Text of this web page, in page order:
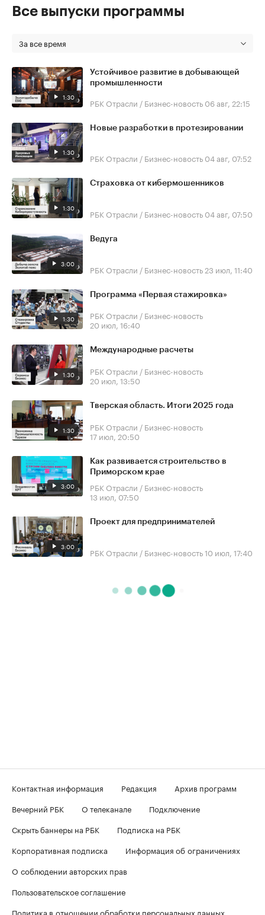
Все выпуски программы
За все время
1:30
Устойчивое развитие в добывающей
промышленности
РБК Отрасли / Бизнес-новость 06 авг, 22:15
1:30
Новые разработки в протезировании
РБК Отрасли / Бизнес-новость 04 авг, 07:52
1:30
Страховка от кибермошенников
РБК Отрасли / Бизнес-новость 04 авг, 07:50
3:00
Ведуга
РБК Отрасли / Бизнес-новость 23 июл, 11:40
1:30
Программа «Первая стажировка»
РБК Отрасли / Бизнес-новость
20 июл, 16:40
1:30
Международные расчеты
РБК Отрасли / Бизнес-новость
20 июл, 13:50
1:30
Тверская область. Итоги 2025 года
РБК Отрасли / Бизнес-новость
17 июл, 20:50
3:00
Как развивается строительство в
Приморском крае
РБК Отрасли / Бизнес-новость
13 июл, 07:50
3:00
Проект для предпринимателей
РБК Отрасли / Бизнес-новость10 июл, 17:40
Контактная информация Редакция
Архив программ
Вечерний РБК
О телеканале
Подключение
Скрыть баннеры на РБК
Подписка на РБК
Корпоративная подписка
Информация об ограничениях
О соблюдении авторских прав
Пользовательское соглашение
Политика в отношении обработки персональных данных